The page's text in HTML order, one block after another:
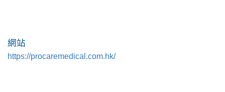
網站
https://procaremedical.com.hk/